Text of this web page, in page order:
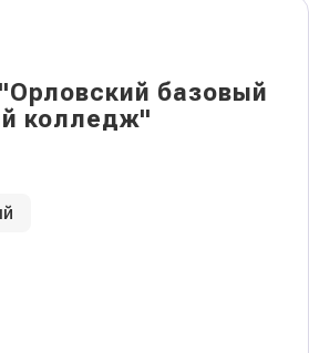
базовый
колледж"